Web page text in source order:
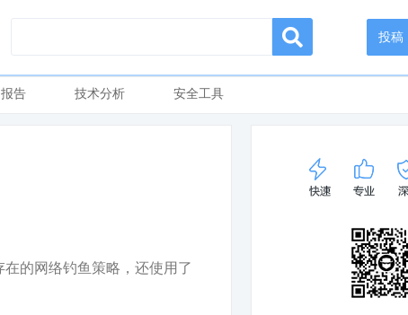
投稿
告 技术分析 安全工具
的网络钓鱼策略，还使用了